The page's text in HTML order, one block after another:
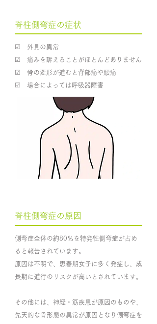
脊柱側弯症の症状
​☑ 外見の異常
☑ 痛みを訴えることがほとんどありません
☑ 骨の変形が進むと背部痛や腰痛
​☑ 場合によっては呼吸器障害
脊柱側弯症の原因
側弯症全体の約80％を特発性側弯症が占め
ると報告されています。
原因は不明で、思春期女子に多く発症し、成
長期に進行のリスクが高いとされています。
​その他には、神経・筋疾患が原因のものや、
先天的な骨形態の異常が原因となり側弯症を